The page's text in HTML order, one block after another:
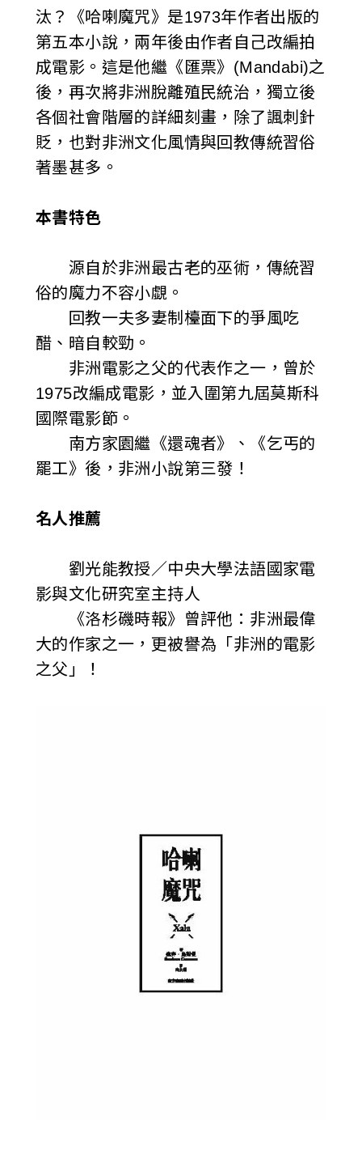
汰？《哈喇魔咒》是1973年作者出版的
第五本小說，兩年後由作者自己改編拍
成電影。這是他繼《匯票》(Mandabi)之
後，再次將非洲脫離殖民統治，獨立後
各個社會階層的詳細刻畫，除了諷刺針
貶，也對非洲文化風情與回教傳統習俗
著墨甚多。
本書特色
源自於非洲最古老的巫術，傳統習
俗的魔力不容小覷。
回教一夫多妻制檯面下的爭風吃
醋、暗自較勁。
非洲電影之父的代表作之一，曾於
1975改編成電影，並入圍第九屆莫斯科
國際電影節。
南方家園繼《還魂者》、《乞丐的
罷工》後，非洲小說第三發！
名人推薦
劉光能教授／中央大學法語國家電
影與文化研究室主持人
《洛杉磯時報》曾評他：非洲最偉
大的作家之一，更被譽為「非洲的電影
之父」！